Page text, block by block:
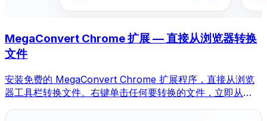
MegaConvert Chrome 扩展 — 直接从浏览器转换
文件
安装免费的 MegaConvert Chrome 扩展程序，直接从浏览
器工具栏转换文件。右键单击任何要转换的文件，立即从